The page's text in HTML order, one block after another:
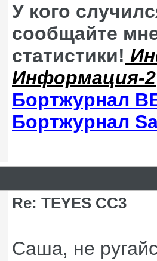
У кого
сообщайте
статистики!
Информация-2
Бортжурнал
Бортжурнал
Re: TEYES CC3
Саша, не